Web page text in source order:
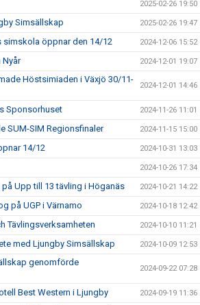
2025-02-26 19:50
Simsällskap 2025-02-26 19:47
simskola öppnar den 14/12 2024-12-06 15:52
Nyår 2024-12-01 19:07
Höstsimiaden i Växjö 30/11-
2024-12-01 14:46
Sponsorhuset 2024-11-26 11:01
SUM-SIM Regionsfinaler 2024-11-15 15:00
14/12 2024-10-31 13:03
2024-10-26 17:34
Upp till 13 tävling i Höganäs 2024-10-21 14:22
på UGP i Värnamo 2024-10-18 12:42
Tävlingsverksamheten 2024-10-10 11:21
med Ljungby Simsällskap 2024-10-09 12:53
genomförde
2024-09-22 07:28
Best Western i Ljungby 2024-09-19 11:36